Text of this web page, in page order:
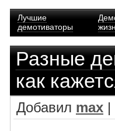
Лучшие
демотиваторы
Разные
как
Добавил max |